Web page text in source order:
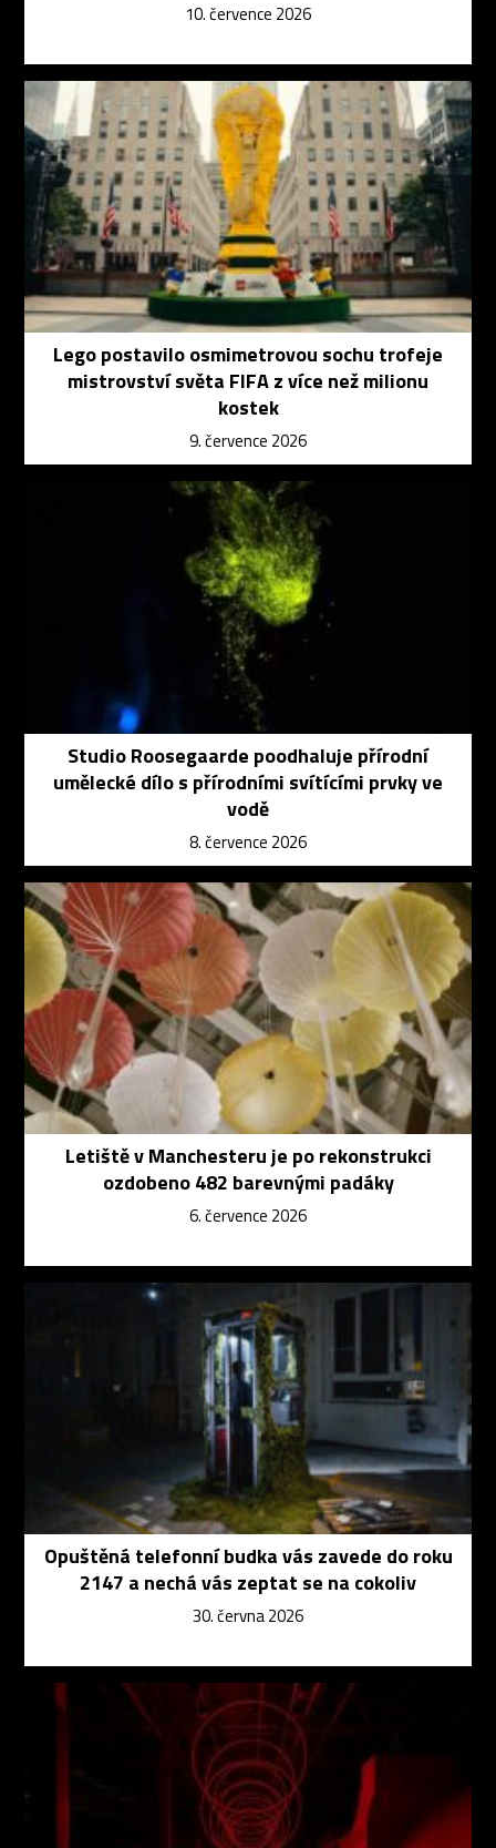
10. července 2026
Lego postavilo osmimetrovou sochu trofeje
mistrovství světa FIFA z více než milionu
kostek
9. července 2026
Studio Roosegaarde poodhaluje přírodní
umělecké dílo s přírodními svítícími prvky ve
vodě
8. července 2026
Letiště v Manchesteru je po rekonstrukci
ozdobeno 482 barevnými padáky
6. července 2026
Opuštěná telefonní budka vás zavede do roku
2147 a nechá vás zeptat se na cokoliv
30. června 2026